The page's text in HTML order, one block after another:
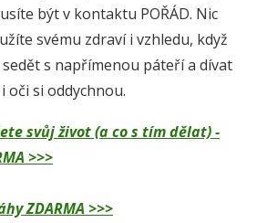
být v kontaktu POŘÁD. Nic
svému zdraví i vzhledu, když
s napřímenou páteří a dívat
oči si oddychnou.
svůj život (a co s tím dělat) -
>>>
ZDARMA >>>